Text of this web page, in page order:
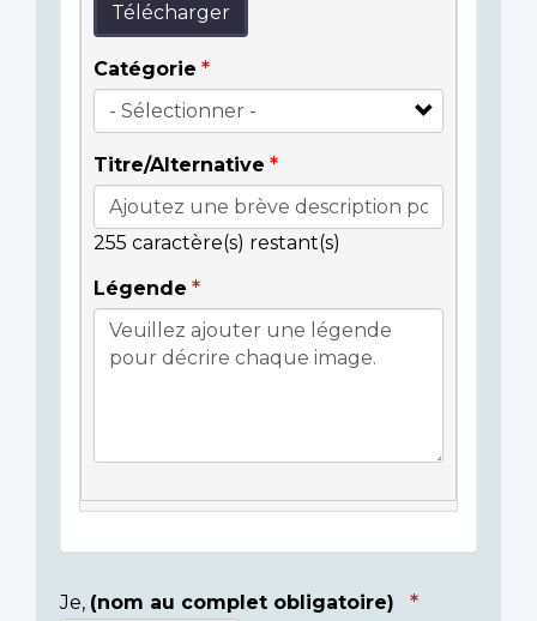
Télécharger
Catégorie
Titre/Alternative
255 caractère(s) restant(s)
Légende
Je, (nom au complet obligatoire)